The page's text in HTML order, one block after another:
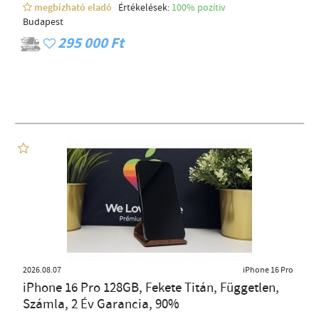
megbízható eladó
Értékelések: 100% pozítiv
Budapest
295 000 Ft
2026.08.07 iPhone 16 Pro
iPhone 16 Pro 128GB, Fekete Titán, Független,
Számla, 2 Év Garancia, 90%